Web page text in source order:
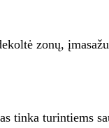
zonų,
tinka turintiems